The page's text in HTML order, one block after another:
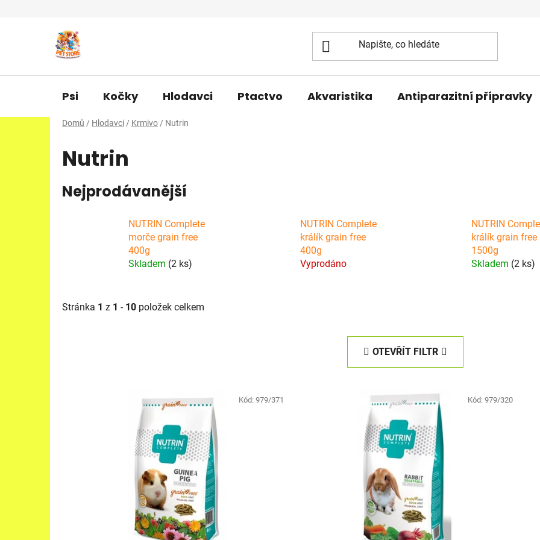
Psi Kočky Hlodavci Ptactvo Akvaristika Antiparazitní přípravky
Domů / Hlodavci / Krmivo / Nutrin
Nutrin
Nejprodávanější
NUTRIN Complete
morče grain free
400g
Skladem (2 ks)
NUTRIN Complete
králík grain free
400g
Vyprodáno
NUTRIN
králík grain free
1500g
Skladem (2 ks)
Stránka 1 z 1 - 10 položek celkem
OTEVŘÍT FILTR
Kód:979/371 Kód: 979/320